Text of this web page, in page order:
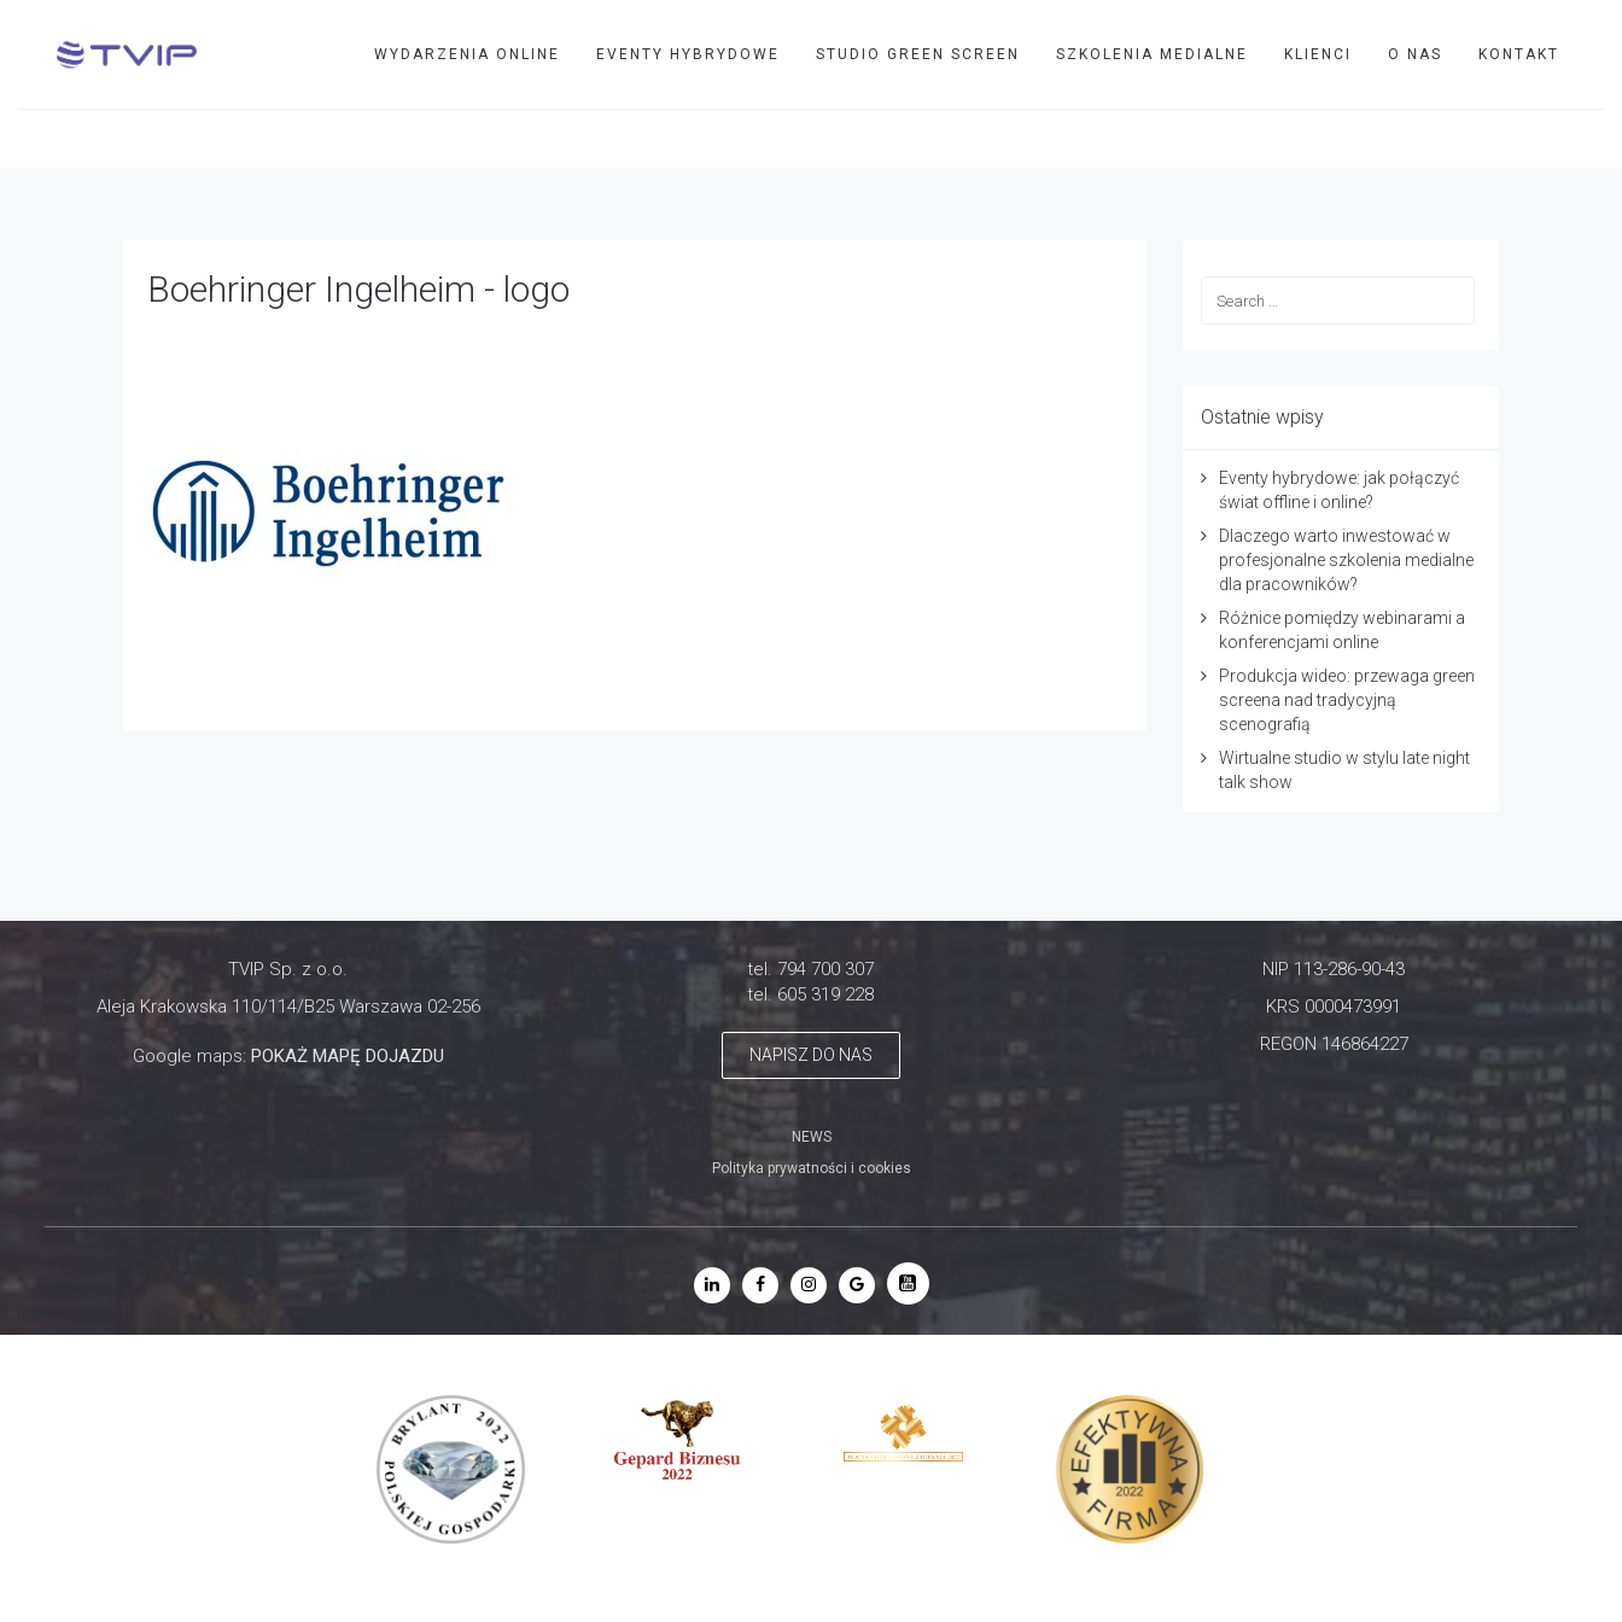
WYDARZENIA ONLINE EVENTY HYBRYDOWE STUDIO GREEN SCREEN SZKOLENIA MEDIALNE KLIENCI O NAS KONTAKT
Boehringer Ingelheim - logo
Ostatnie wpisy
Eventy hybrydowe: jak połączyć
świat offline i online?
Dlaczego warto inwestować w
profesjonalne szkolenia medialne
dla pracowników?
Różnice pomiędzy webinarami a
konferencjami online
Produkcja wideo: przewaga green
screena nad tradycyjną
scenografią
Wirtualne studio w stylu late night
talk show
TVIP Sp. z o.o.
Aleja Krakowska 110/114/B25 Warszawa 02-256
Google maps: POKAŻ MAPĘ DOJAZDU
tel. 794 700 307
tel. 605 319 228
NAPISZ DO NAS
NIP 113-286-90-43
KRS 0000473991
REGON 146864227
NEWS
Polityka prywatności i cookies